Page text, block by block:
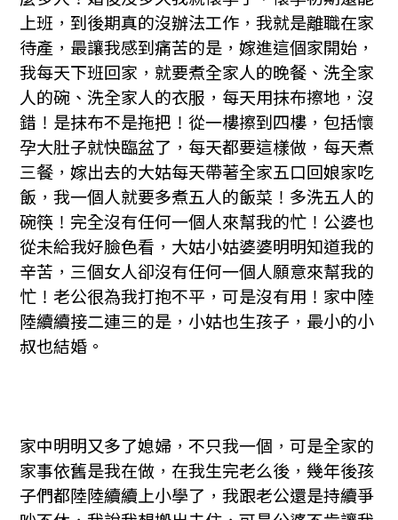
上班，到後期真的沒辦法工作，我就是離職在家
待產，最讓我感到痛苦的是，嫁進這個家開始，
我每天下班回家，就要煮全家人的晚餐、洗全家
人的碗、洗全家人的衣服，每天用抹布擦地，沒
錯！是抹布不是拖把！從一樓擦到四樓，包括懷
孕大肚子就快臨盆了，每天都要這樣做，每天煮
三餐，嫁出去的大姑每天帶著全家五口回娘家吃
飯，我一個人就要多煮五人的飯菜！多洗五人的
碗筷！完全沒有任何一個人來幫我的忙！公婆也
從未給我好臉色看，大姑小姑婆婆明明知道我的
辛苦，三個女人卻沒有任何一個人願意來幫我的
忙！老公很為我打抱不平，可是沒有用！家中陸
陸續續接二連三的是，小姑也生孩子，最小的小
叔也結婚。
家中明明又多了媳婦，不只我一個，可是全家的
家事依舊是我在做，在我生完老么後，幾年後孩
子們都陸陸續續上小學了，我跟老公還是持續爭